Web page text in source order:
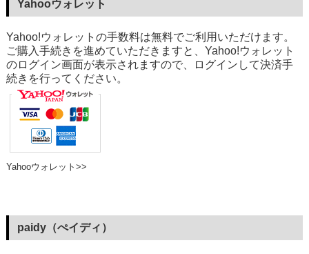
Yahooウォレット
Yahoo!ウォレットの手数料は無料でご利用いただけます。
ご購入手続きを進めていただきますと、Yahoo!ウォレット
のログイン画面が表示されますので、ログインして決済手
続きを行ってください。
Yahooウォレット>>
paidy（ぺイディ）